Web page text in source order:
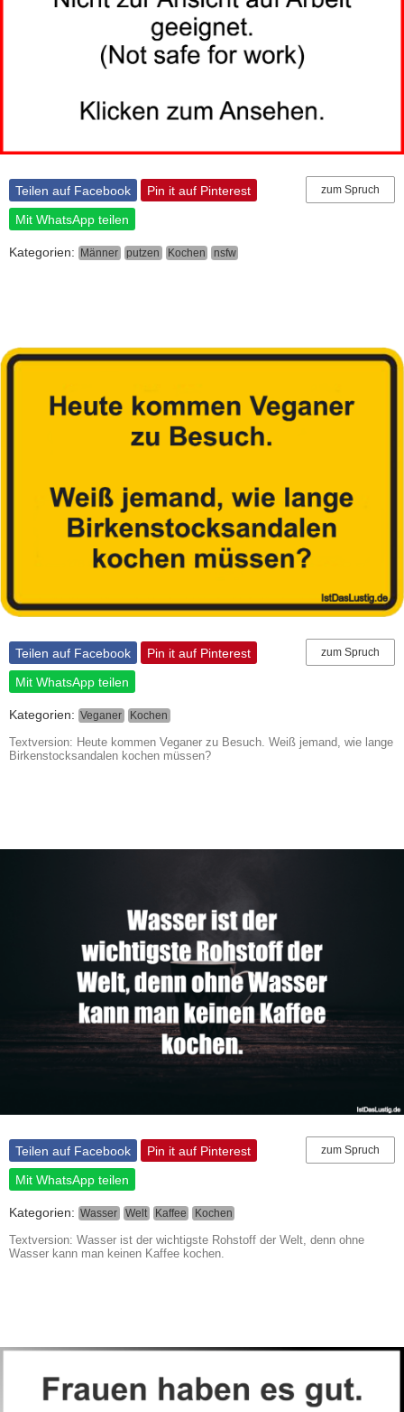
zum Spruch
Teilen auf Facebook
Pin it auf Pinterest
Mit WhatsApp teilen
Kategorien: Männer putzen Kochen nsfw
zum Spruch
Teilen auf Facebook
Pin it auf Pinterest
Mit WhatsApp teilen
Kategorien: Veganer Kochen
Textversion: Heute kommen Veganer zu Besuch. Weiß jemand, wie lange
Birkenstocksandalen kochen müssen?
zum Spruch
Teilen auf Facebook
Pin it auf Pinterest
Mit WhatsApp teilen
Kategorien: Wasser Welt Kaffee Kochen
Textversion: Wasser ist der wichtigste Rohstoff der Welt, denn ohne
Wasser kann man keinen Kaffee kochen.